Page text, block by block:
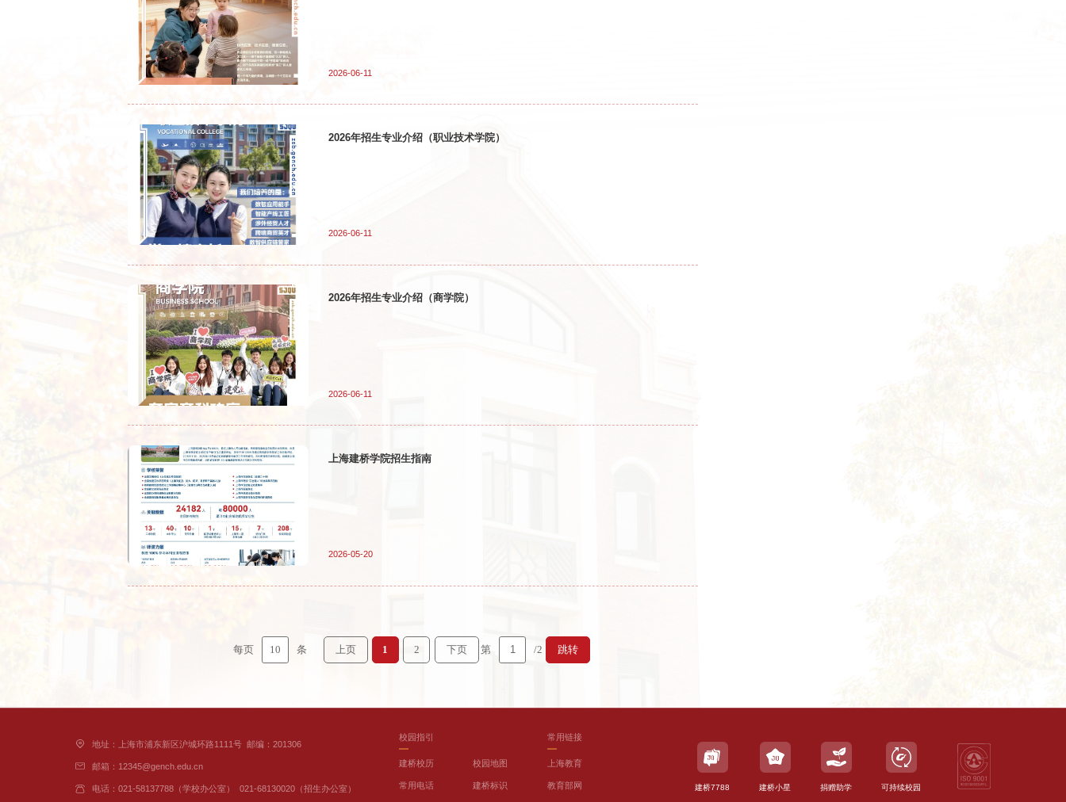
2026-06-11
2026年招生专业介绍（职业技术学院）
2026-06-11
2026年招生专业介绍（商学院）
2026-06-11
上海建桥学院招生指南
2026-05-20
每页 10 条 上页 1 2 下页 第 /2 跳转
地址：上海市浦东新区沪城环路1111号 邮编：201306
邮箱：12345@gench.edu.cn
电话：021-58137788（学校办公室） 021-68130020（招生办公室）
校园指引
建桥校历
常用电话
校园地图
建桥标识
常用链接
上海教育
教育部网 建桥7788 建桥小星 捐赠助学 可持续校园